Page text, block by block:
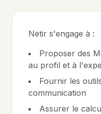
Netir s'engage à :
Proposer des
au profil et à
Fournir les
communication
Assurer le